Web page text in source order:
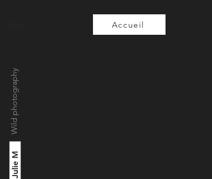
Wild photography
Julie M
Accueil